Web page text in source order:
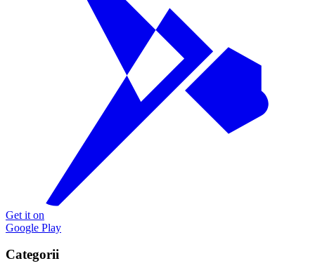
Get it on
Google Play
Categorii